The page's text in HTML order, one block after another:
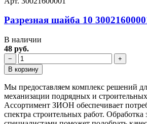
Разрезная шайба 10
В наличии
48 руб.
−
+
В корзину
Мы предоставляем комплекс решений
механизации подрядных и
Ассортимент ЗИОН обеспечивает
спектра строительных работ.